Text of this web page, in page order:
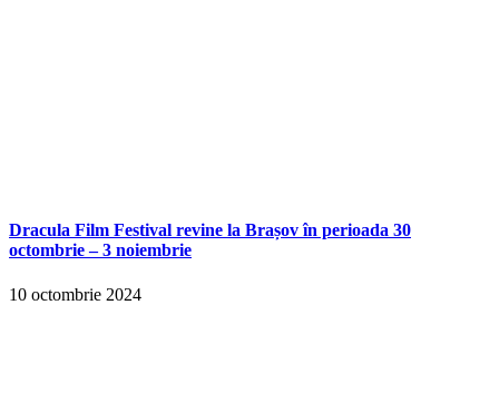
Dracula Film Festival revine la Brașov în perioada 30
octombrie – 3 noiembrie
10 octombrie 2024